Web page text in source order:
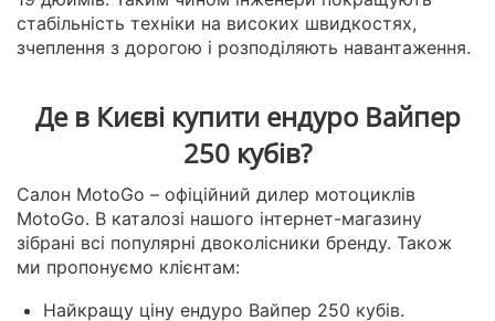
стабільність техніки на високих швидкостях,
зчеплення з дорогою і розподіляють навантаження.
Де в Києві купити ендуро Вайпер
250 кубів?
Салон MotoGo – офіційний дилер мотоциклів
MotoGo. В каталозі нашого інтернет-магазину
зібрані всі популярні двоколісники бренду. Також
ми пропонуємо клієнтам:
Найкращу ціну ендуро Вайпер 250 кубів.